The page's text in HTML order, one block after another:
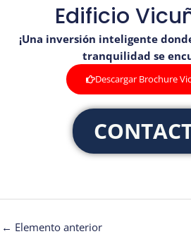
Edificio
¡Una inversión inteligente
tranquilidad se
Descargar Brochure
← Elemento anterior